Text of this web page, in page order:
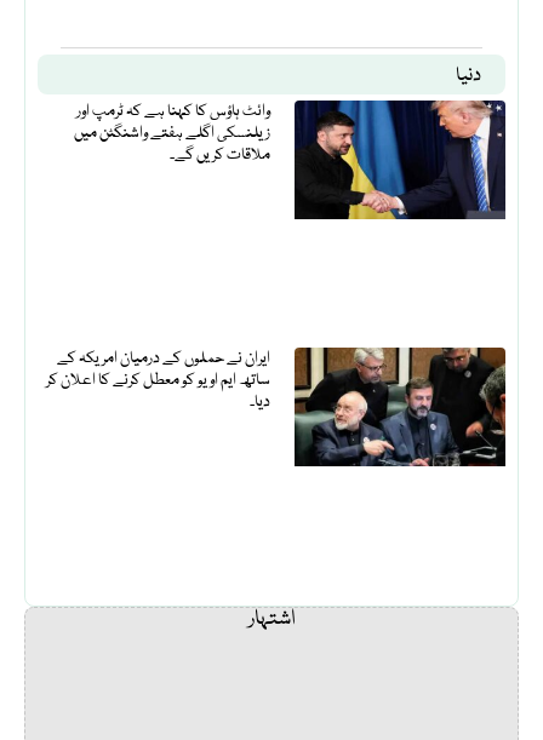
دنیا
وائٹ ہاؤس کا کہنا ہے کہ ٹرمپ اور
زیلنسکی اگلے ہفتے واشنگٹن میں
ملاقات کریں گے۔
ایران نے حملوں کے درمیان امریکہ کے
ساتھ ایم او یو کو معطل کرنے کا اعلان کر
دیا۔
اشتہار